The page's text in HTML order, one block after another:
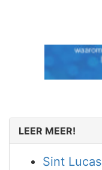
LEER MEER!
Sint Lucas